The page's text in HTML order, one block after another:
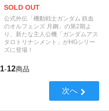
SOLD OUT
公式外伝「機動戦士ガンダム 鉄血
のオルフェンズ 月鋼」の第2期よ
り、新たな主人公機「ガンダムアス
タロトリナシメント」がHGシリー
ズに登場！
1-12商品
次へ